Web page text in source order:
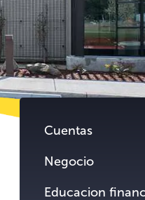
content.
Cuentas
Negocio
Educacion